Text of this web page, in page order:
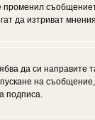
променил
да изтриват
да си
на
подписа.